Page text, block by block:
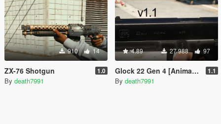
910 14
ZX-76 Shotgun 1.0
By death7991
4.89 27 988 97
Glock 22 Gen 4 [Animated] 1.1
By death7991